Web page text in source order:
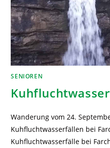
SENIOREN
Wanderung vom 24.
Kuhfluchtwasserfällen bei
Kuhfluchtwasserfälle bei